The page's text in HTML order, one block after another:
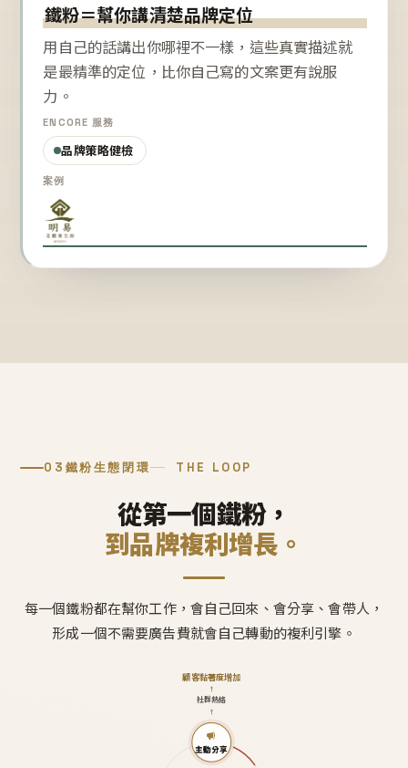
鐵粉＝幫你講清楚品牌定位
用自己的話講出你哪裡不一樣，這些真實描述就
是最精準的定位，比你自己寫的文案更有說服
力。
ENCORE 服務
品牌策略健檢
案例
03 鐵粉生態閉環 THE LOOP
從第一個鐵粉，
到品牌複利增長。
每一個鐵粉都在幫你工作，會自己回來、會分享、會帶人，
形成一個不需要廣告費就會自己轉動的複利引擎。
主動分享
↑
社群熱絡
↑
顧客黏著度增加